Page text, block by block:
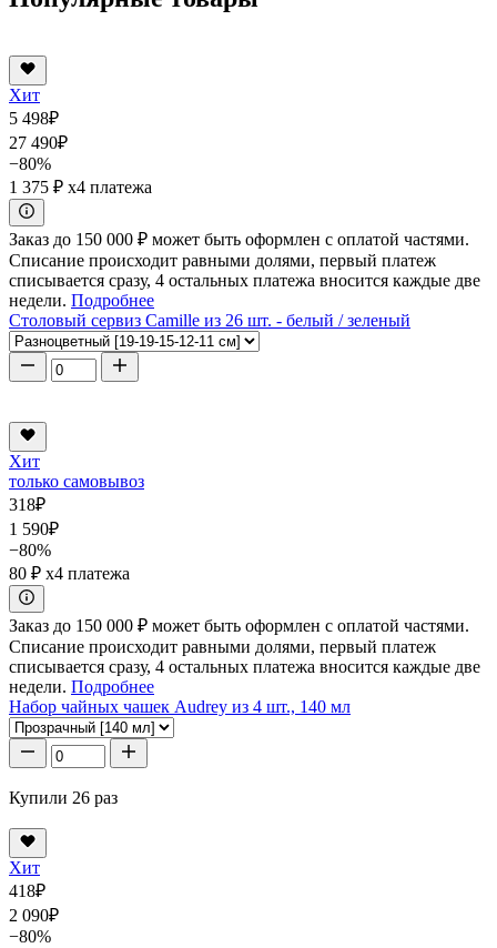
Хит
5 498₽
27 490₽
−80%
1 375 ₽ x4 платежа
Заказ до 150 000 ₽ может быть оформлен с оплатой частями.
Списание происходит равными долями, первый платеж
списывается сразу, 4 остальных платежа вносится каждые две
недели. Подробнее
Столовый сервиз Camille из 26 шт. - белый / зеленый
Хит
только самовывоз
318₽
1 590₽
−80%
80 ₽ x4 платежа
Заказ до 150 000 ₽ может быть оформлен с оплатой частями.
Списание происходит равными долями, первый платеж
списывается сразу, 4 остальных платежа вносится каждые две
недели. Подробнее
Набор чайных чашек Audrey из 4 шт., 140 мл
Купили 26 раз
Хит
418₽
2 090₽
−80%